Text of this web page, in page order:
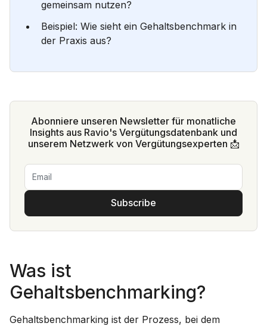
gemeinsam nutzen?
Beispiel: Wie sieht ein Gehaltsbenchmark in
der Praxis aus?
Abonniere unseren Newsletter für monatliche
Insights aus Ravio's Vergütungsdatenbank und
unserem Netzwerk von Vergütungsexperten 📩
Subscribe
Was ist
Gehaltsbenchmarking?
Gehaltsbenchmarking ist der Prozess, bei dem